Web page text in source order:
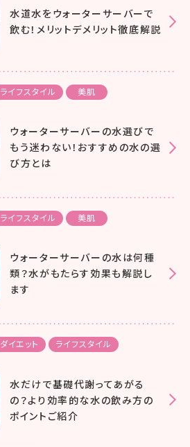
水道水をウォーターサーバーで
飲む！メリットデメリット徹底解説
ライフスタイル 美肌
ウォーターサーバーの水選びで
もう迷わない！おすすめの水の選
び方とは
ライフスタイル 美肌
ウォーターサーバーの水は何種
類？水がもたらす効果も解説し
ます
ダイエット ライフスタイル
水だけで基礎代謝ってあがる
の？より効率的な水の飲み方の
ポイントご紹介